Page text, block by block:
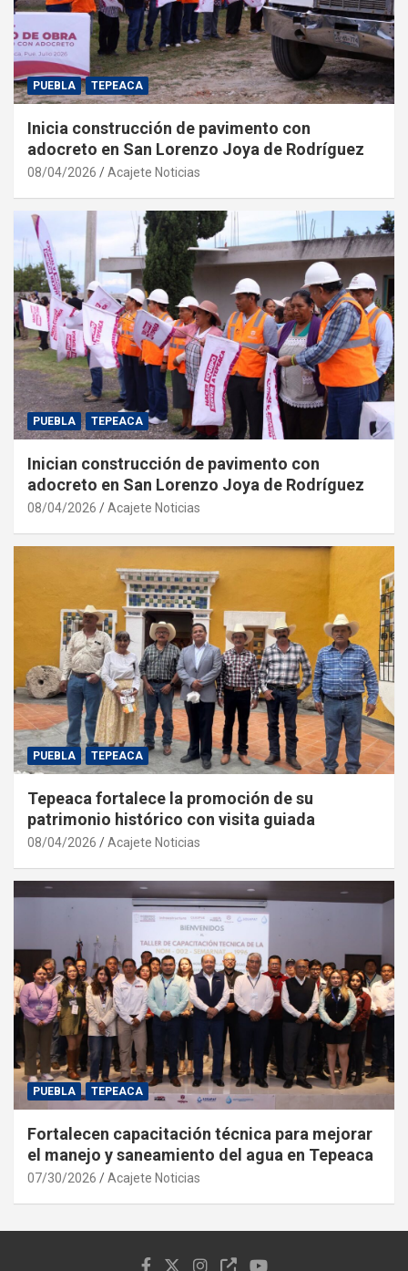
PUEBLA TEPEACA
Inicia construcción de pavimento con
adocreto en San Lorenzo Joya de Rodríguez
08/04/2026 Acajete Noticias
PUEBLA TEPEACA
Inician construcción de pavimento con
adocreto en San Lorenzo Joya de Rodríguez
08/04/2026 Acajete Noticias
PUEBLA TEPEACA
Tepeaca fortalece la promoción de su
patrimonio histórico con visita guiada
08/04/2026 Acajete Noticias
PUEBLA TEPEACA
Fortalecen capacitación técnica para mejorar
el manejo y saneamiento del agua en Tepeaca
07/30/2026 Acajete Noticias